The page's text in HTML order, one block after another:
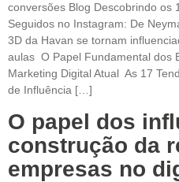
conversões Blog Descobrindo os
Seguidos no Instagram: De
3D da Havan se tornam
aulas O Papel Fundamental dos
Marketing Digital Atual As 17
de Influência […]
O papel dos
construção da
empresas no